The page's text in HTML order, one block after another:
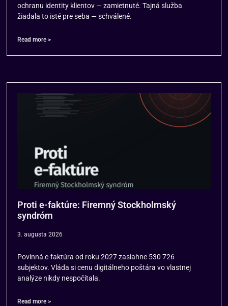
ochranu identity klientov — zamietnuté. Tajná služba
žiadala to isté pre seba — schválené.
Read more >
Proti e-faktúre: Firemný Stockholmský
syndróm
3. augusta 2026
Povinná e-faktúra od roku 2027 zasiahne 530 726
subjektov. Vláda si cenu digitálneho poštára vo vlastnej
analýze nikdy nespočítala.
Read more >